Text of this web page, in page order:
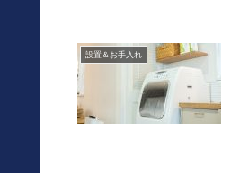
設置＆お手入れ